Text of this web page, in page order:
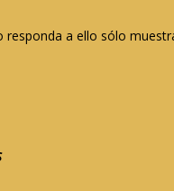
a ello sólo